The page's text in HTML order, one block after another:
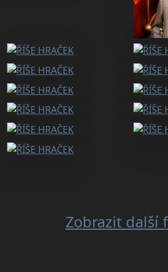
Zobrazit další